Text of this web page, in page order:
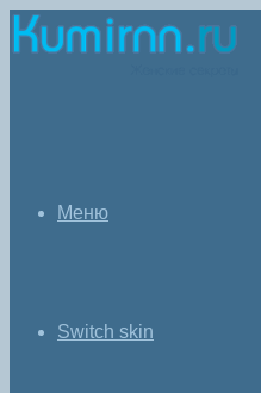
Меню
Switch skin